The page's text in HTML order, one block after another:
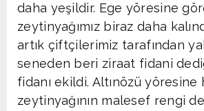
daha yeşildir. Ege yöresine
zeytinyağımız biraz daha
artık çiftçilerimiz tarafından
seneden beri ziraat fidani
fidanı ekildi. Altınözü yöresine
zeytinyağının malesef rengi